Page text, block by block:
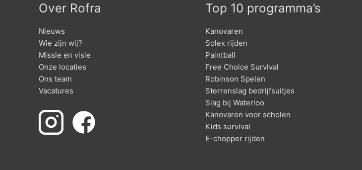
Over Rofra
Nieuws
Wie zijn wij?
Missie en visie
Onze locaties
Ons team
Vacatures
Top 10 programma’s
Kanovaren
Solex rijden
Paintball
Free Choice Survival
Robinson Spelen
Sterrenslag bedrijfsuitjes
Slag bij Waterloo
Kanovaren voor scholen
Kids survival
E-chopper rijden